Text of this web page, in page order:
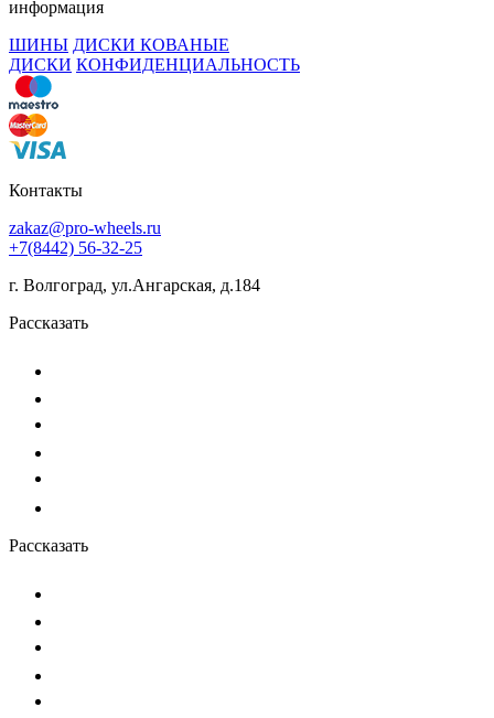
информация
ШИНЫ ДИСКИ КОВАНЫЕ
ДИСКИ КОНФИДЕНЦИАЛЬНОСТЬ
Контакты
zakaz@pro-wheels.ru
+7(8442) 56-32-25
г. Волгоград, ул.Ангарская, д.184
Рассказать
Рассказать